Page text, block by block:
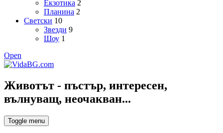
Екзотика 2
Планина 2
Светски 10
Звезди 9
Шоу 1
Open
Животът - пъстър, интересен,
вълнуващ, неочакван...
Toggle menu